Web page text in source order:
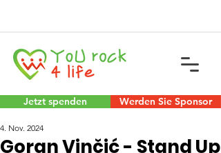
Jetzt spenden Werden Sie Sponsor
Goran Vinčić - Stand Up
4. Nov. 2024